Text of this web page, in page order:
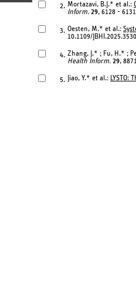
2. Mortazavi, B.J.* et al.:
Inform. 29, 6128 -
3. Oesten, M.* et al.:
10.1109/
4. Zhang, J.* ; Fu, H.* ;
Health Inform. 29,
5. Jiao, Y.* et al.: